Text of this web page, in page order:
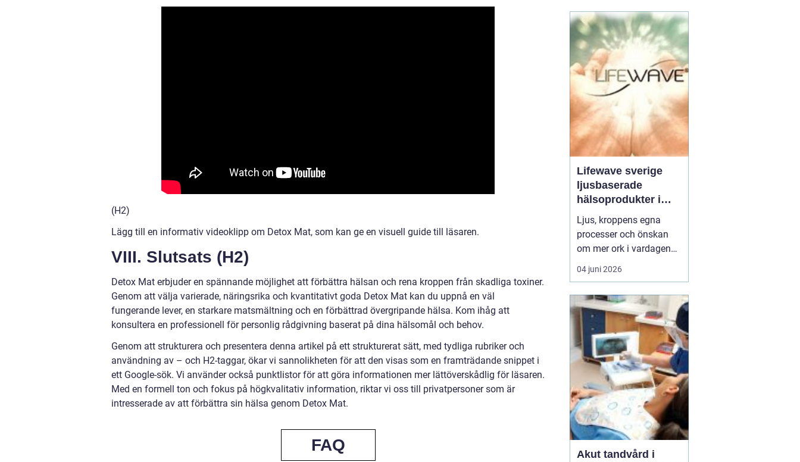
(H2)
Lägg till en informativ videoklipp om Detox Mat, som kan ge en visuell guide till läsaren.
VIII. Slutsats (H2)
Detox Mat erbjuder en spännande möjlighet att förbättra hälsan och rena kroppen från skadliga toxiner.
Genom att välja varierade, näringsrika och kvantitativt goda Detox Mat kan du uppnå en väl
fungerande lever, en starkare matsmältning och en förbättrad övergripande hälsa. Kom ihåg att
konsultera en professionell för personlig rådgivning baserat på dina hälsomål och behov.
Genom att strukturera och presentera denna artikel på ett strukturerat sätt, med tydliga rubriker och
användning av – och H2-taggar, ökar vi sannolikheten för att den visas som en framträdande snippet i
ett Google-sök. Vi använder också punktlistor för att göra informationen mer lättöverskådlig för läsaren.
Med en formell ton och fokus på högkvalitativ information, riktar vi oss till privatpersoner som är
intresserade av att förbättra sin hälsa genom Detox Mat.
FAQ
rätta blir viktigare än
jobb, vänner, hälsa och
till och med den egna
säkerheten. Då handlar
det inte längre bara om
s...
Lifewave sverige
ljusbaserade
hälsoprodukter i
fokus
Ljus, kroppens egna
processer och önskan
om mer ork i vardagen
möts i ett växande
intresse för fototerapi
Sverige söker många
efter skonsamma
metoder som kan stödja
återhämtning, energi och
allmänt välbefinnande
utan ingrepp eller...
04 juni 2026
Akut tandvård i